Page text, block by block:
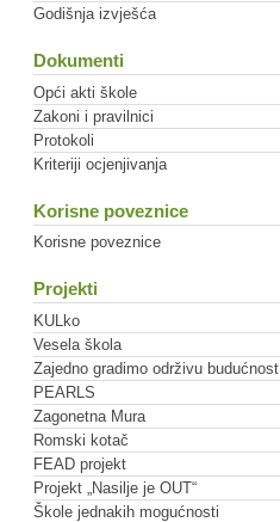
Godišnja izvješća
Dokumenti
Opći akti škole
Zakoni i pravilnici
Protokoli
Kriteriji ocjenjivanja
Korisne poveznice
Korisne poveznice
Projekti
KULko
Vesela škola
Zajedno gradimo održivu budućnost
PEARLS
Zagonetna Mura
Romski kotač
FEAD projekt
Projekt „Nasilje je OUT“
Škole jednakih mogućnosti